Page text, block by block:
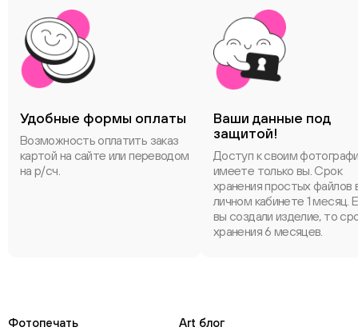
Удобные формы оплаты
Возможность оплатить заказ
картой на сайте или переводом
на р/сч.
Ваши данные под
защитой!
Доступ к своим
имеете только вы. Срок
хранения простых файлов
личном кабинете 1 месяц.
вы создали изделие, то
хранения 6 месяцев.
Фотопечать
Art блог